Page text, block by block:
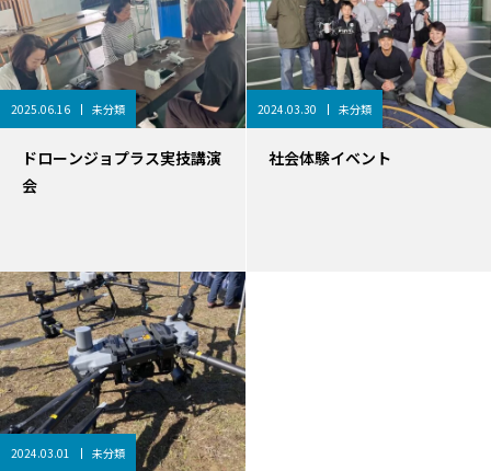
2025.06.16 未分類
ドローンジョプラス実技講演
会
2024.03.30 未分類
社会体験イベント
2024.03.01 未分類